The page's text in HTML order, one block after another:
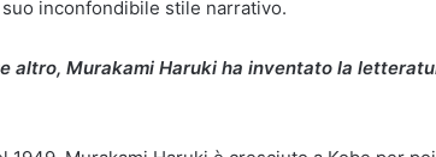
inconfondibile stile narrativo.
altro, Murakami Haruki ha inventato la